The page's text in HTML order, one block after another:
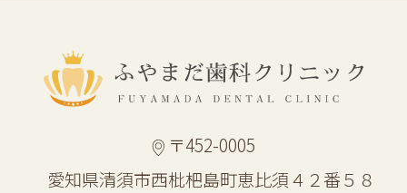
〒452-0005
愛知県清須市西枇杷島町恵比須４２番５８